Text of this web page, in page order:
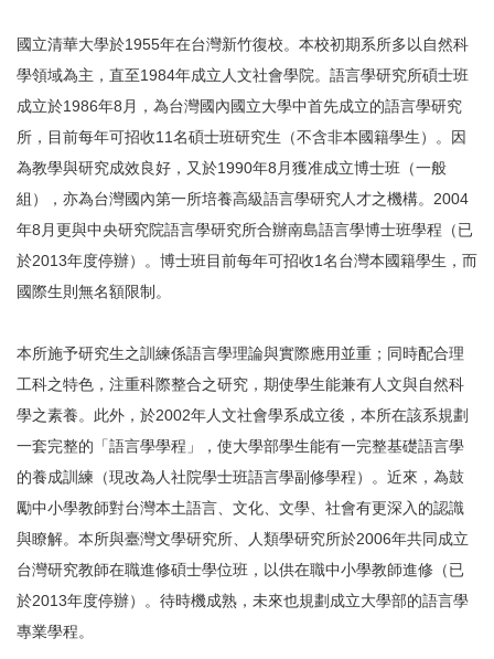
國立清華大學於1955年在台灣新竹復校。本校初期系所多以自然科
學領域為主，直至1984年成立人文社會學院。語言學研究所碩士班
成立於1986年8月，為台灣國內國立大學中首先成立的語言學研究
所，目前每年可招收11名碩士班研究生（不含非本國籍學生）。因
為教學與研究成效良好，又於1990年8月獲准成立博士班（一般
組），亦為台灣國內第一所培養高級語言學研究人才之機構。2004
年8月更與中央研究院語言學研究所合辦南島語言學博士班學程（已
於2013年度停辦）。博士班目前每年可招收1名台灣本國籍學生，而
國際生則無名額限制。
本所施予研究生之訓練係語言學理論與實際應用並重；同時配合理
工科之特色，注重科際整合之研究，期使學生能兼有人文與自然科
學之素養。此外，於2002年人文社會學系成立後，本所在該系規劃
一套完整的「語言學學程」，使大學部學生能有一完整基礎語言學
的養成訓練（現改為人社院學士班語言學副修學程）。近來，為鼓
勵中小學教師對台灣本土語言、文化、文學、社會有更深入的認識
與瞭解。本所與臺灣文學研究所、人類學研究所於2006年共同成立
台灣研究教師在職進修碩士學位班，以供在職中小學教師進修（已
於2013年度停辦）。待時機成熟，未來也規劃成立大學部的語言學
專業學程。